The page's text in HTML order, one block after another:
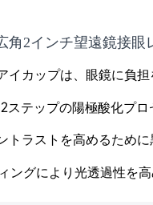
角2インチ望遠鏡接眼
カップは、眼鏡に負担
2ステップの陽極酸化プロ
ラストを高めるために
ングにより光透過性を